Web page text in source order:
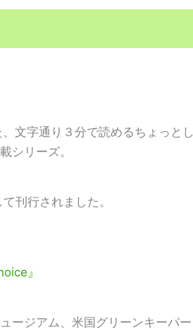
文字通り３分で読めるちょっとし
シリーズ。
刊行されました。
』
ージアム、米国グリーンキーパー